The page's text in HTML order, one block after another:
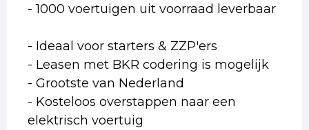
- 1000 voertuigen uit voorraad leverbaar
- Ideaal voor starters & ZZP'ers
- Leasen met BKR codering is mogelijk
- Grootste van Nederland
- Kosteloos overstappen naar een
elektrisch voertuig